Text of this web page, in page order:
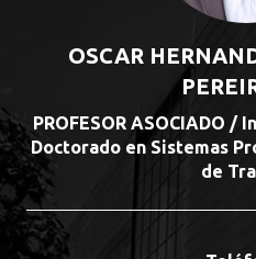
OSCAR
PROFESOR ASOCIADO /
Doctorado en Sistemas
de Tra